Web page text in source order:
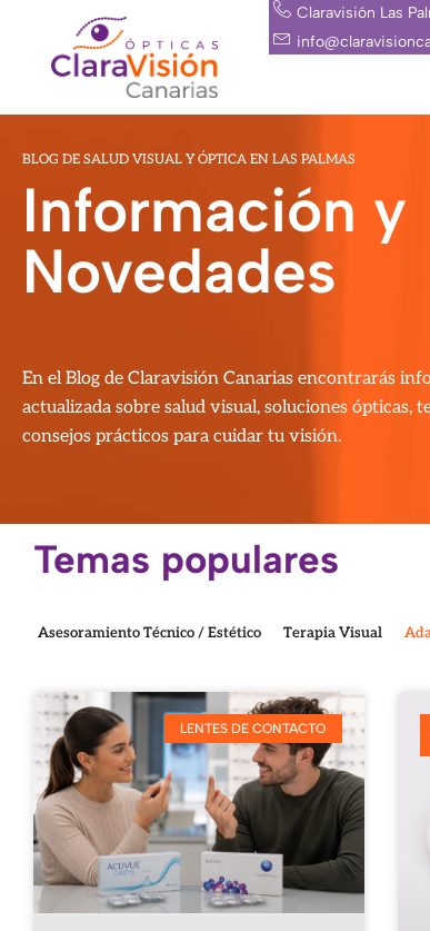
contenido
Claravisión Las
BLOG DE SALUD VISUAL Y ÓPTICA EN LAS PALMAS
Información y
Novedades
En el Blog de Claravisión Canarias encontrarás
actualizada sobre salud visual, soluciones ópticas,
consejos prácticos para cuidar tu visión.
Temas populares
Asesoramiento Técnico / Estético Terapia Visual
LENTES DE CONTACTO